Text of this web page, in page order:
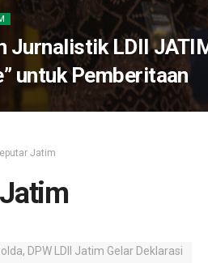
Jurnalistik LDII
untuk Pemberitaan
Jatim